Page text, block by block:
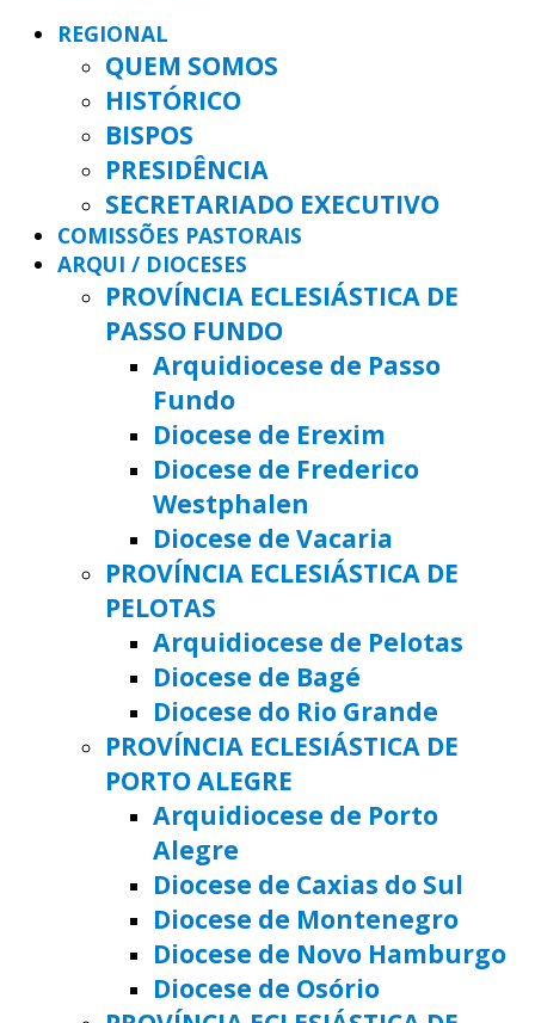
REGIONAL
QUEM SOMOS
HISTÓRICO
BISPOS
PRESIDÊNCIA
SECRETARIADO EXECUTIVO
COMISSÕES PASTORAIS
ARQUI / DIOCESES
PROVÍNCIA ECLESIÁSTICA DE
PASSO FUNDO
Arquidiocese de Passo
Fundo
Diocese de Erexim
Diocese de Frederico
Westphalen
Diocese de Vacaria
PROVÍNCIA ECLESIÁSTICA DE
PELOTAS
Arquidiocese de Pelotas
Diocese de Bagé
Diocese do Rio Grande
PROVÍNCIA ECLESIÁSTICA DE
PORTO ALEGRE
Arquidiocese de Porto
Alegre
Diocese de Caxias do Sul
Diocese de Montenegro
Diocese de Novo Hamburgo
Diocese de Osório